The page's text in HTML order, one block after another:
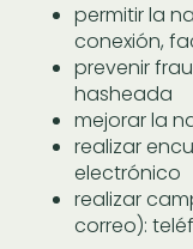
permitir la
conexión,
prevenir
hasheada
mejorar la
realizar
electrónico
realizar
correo):